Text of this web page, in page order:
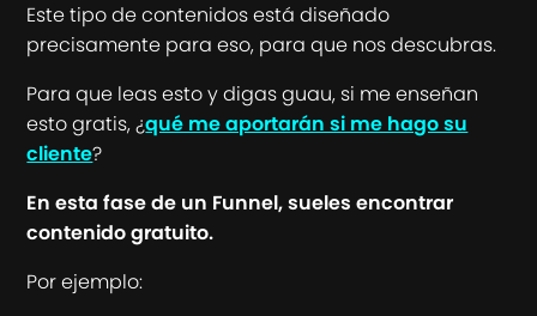
Este tipo de contenidos está diseñado
precisamente para eso, para que nos descubras.
Para que leas esto y digas guau, si me enseñan
esto gratis, ¿qué me aportarán si me hago su
cliente?
En esta fase de un Funnel, sueles encontrar
contenido gratuito.
Por ejemplo: